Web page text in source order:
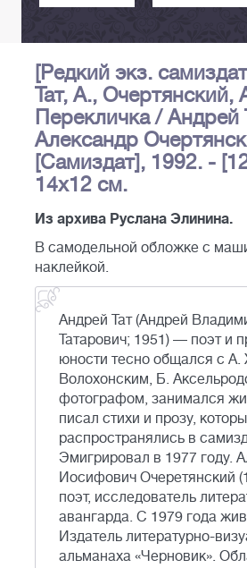
[Редкий экз.
Тат, А., Очертянский,
Перекличка / Андрей
Александр
[Самиздат], 1992. -
14x12 см.
Из архива Руслана Элинина.
В самодельной обложке с
наклейкой.
Андрей Тат (Андрей
Татарович; 1951) — поэт и
юности тесно общался с А.
Волохонским, Б.
фотографом, занимался
писал стихи и прозу,
распространялись в
Эмигрировал в 1977 году.
Иосифович Очеретянский
поэт, исследователь
авангарда. С 1979 года
Издатель литературно-
альманаха «Черновик».